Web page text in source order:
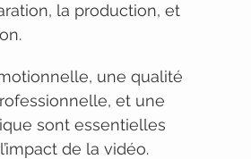
la production, et
une qualité
et une
sont essentielles
de la vidéo.